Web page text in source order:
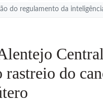
do regulamento da
rastreio do